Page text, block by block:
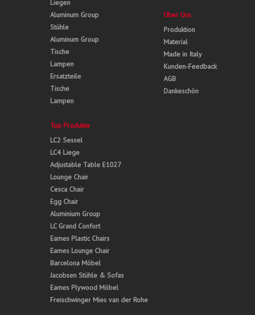
Liegen
Aluminum Group
Stühle
Aluminum Group
Tische
Lampen
Ersatzteile
Tische
Lampen
Top Produkte
LC2 Sessel
LC4 Liege
Adjustable Table E1027
Lounge Chair
Cesca Chair
Egg Chair
Aluminium Group
LC Grand Confort
Eames Plastic Chairs
Eames Lounge Chair
Barcelona Möbel
Jacobsen Stühle & Sofas
Eames Plywood Möbel
Freischwinger Mies van der Rohe
Über Uns
Produktion
Material
Made in Italy
Kunden-Feedback
AGB
Dankeschön